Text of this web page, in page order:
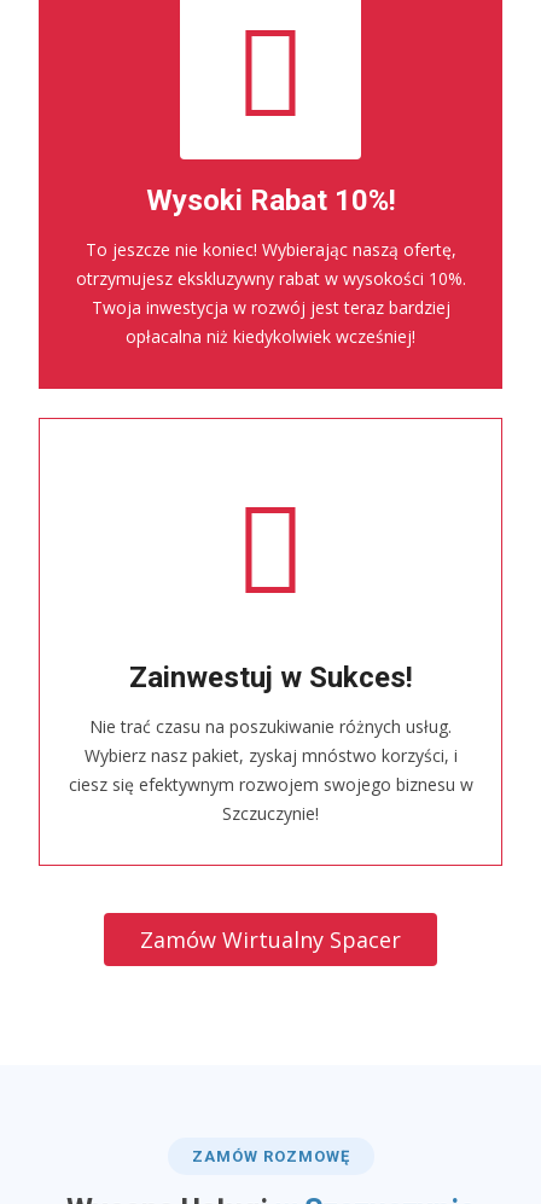
Wysoki Rabat 10%!
To jeszcze nie koniec! Wybierając naszą ofertę,
otrzymujesz ekskluzywny rabat w wysokości 10%.
Twoja inwestycja w rozwój jest teraz bardziej
opłacalna niż kiedykolwiek wcześniej!
Zainwestuj w Sukces!
Nie trać czasu na poszukiwanie różnych usług.
Wybierz nasz pakiet, zyskaj mnóstwo korzyści, i
ciesz się efektywnym rozwojem swojego biznesu w
Szczuczynie!
Zamów Wirtualny Spacer
ZAMÓW ROZMOWĘ